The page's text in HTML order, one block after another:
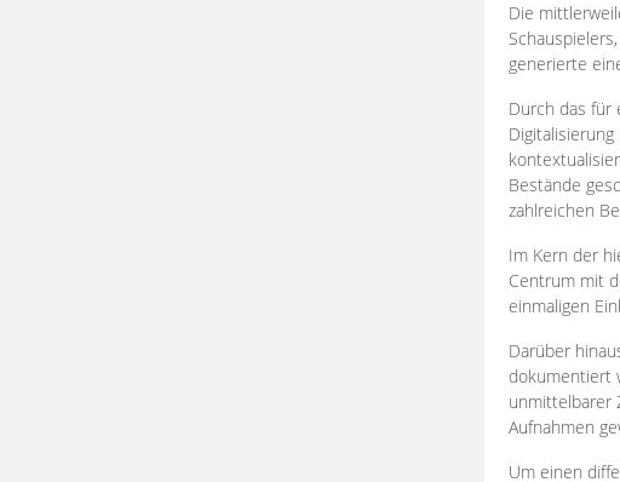
Die
generierte
Durch das für
Bestände
zahlreichen
Im Kern der
Centrum mit
einmaligen
Darüber
dokumentiert
unmittelbarer
Aufnahmen
Um einen